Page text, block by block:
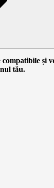
și
tău.